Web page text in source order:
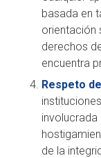
basada en
orientación
derechos
encuentra
Respeto
involucrada
de la